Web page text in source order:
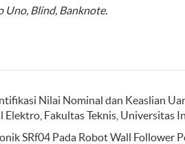
Uno, Blind, Banknote.
Nilai Nominal dan Keaslian
Elektro, Fakultas Teknis, Universitas
SRf04 Pada Robot Wall Follower